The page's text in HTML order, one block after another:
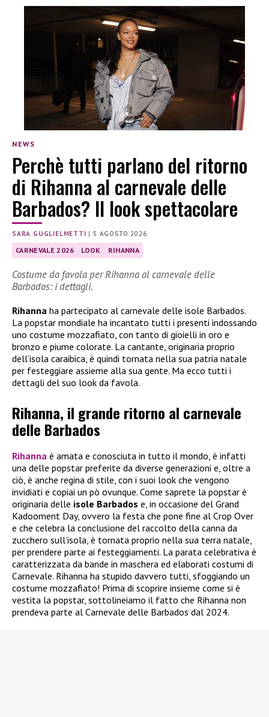
NEWS
Perchè tutti parlano del ritorno
di Rihanna al carnevale delle
Barbados? Il look spettacolare
SARA GUGLIELMETTI |5 AGOSTO 2026
CARNEVALE 2026 LOOK RIHANNA
Costume da favola per Rihanna al carnevale delle
Barbados: i dettagli.
Rihanna ha partecipato al carnevale delle isole Barbados.
La popstar mondiale ha incantato tutti i presenti indossando
uno costume mozzafiato, con tanto di gioielli in oro e
bronzo e piume colorate. La cantante, originaria proprio
dell’isola caraibica, è quindi tornata nella sua patria natale
per festeggiare assieme alla sua gente. Ma ecco tutti i
dettagli del suo look da favola.
Rihanna, il grande ritorno al carnevale
delle Barbados
Rihanna è amata e conosciuta in tutto il mondo, è infatti
una delle popstar preferite da diverse generazioni e, oltre a
ciò, è anche regina di stile, con i suoi look che vengono
invidiati e copiai un pò ovunque. Come saprete la popstar è
originaria delle isole Barbados e, in occasione del Grand
Kadooment Day, ovvero la festa che pone fine al Crop Over
e che celebra la conclusione del raccolto della canna da
zucchero sull’isola, è tornata proprio nella sua terra natale,
per prendere parte ai festeggiamenti. La parata celebrativa è
caratterizzata da bande in maschera ed elaborati costumi di
Carnevale. Rihanna ha stupido davvero tutti, sfoggiando un
costume mozzafiato! Prima di scoprire insieme come si è
vestita la popstar, sottolineiamo il fatto che Rihanna non
prendeva parte al Carnevale delle Barbados dal 2024.